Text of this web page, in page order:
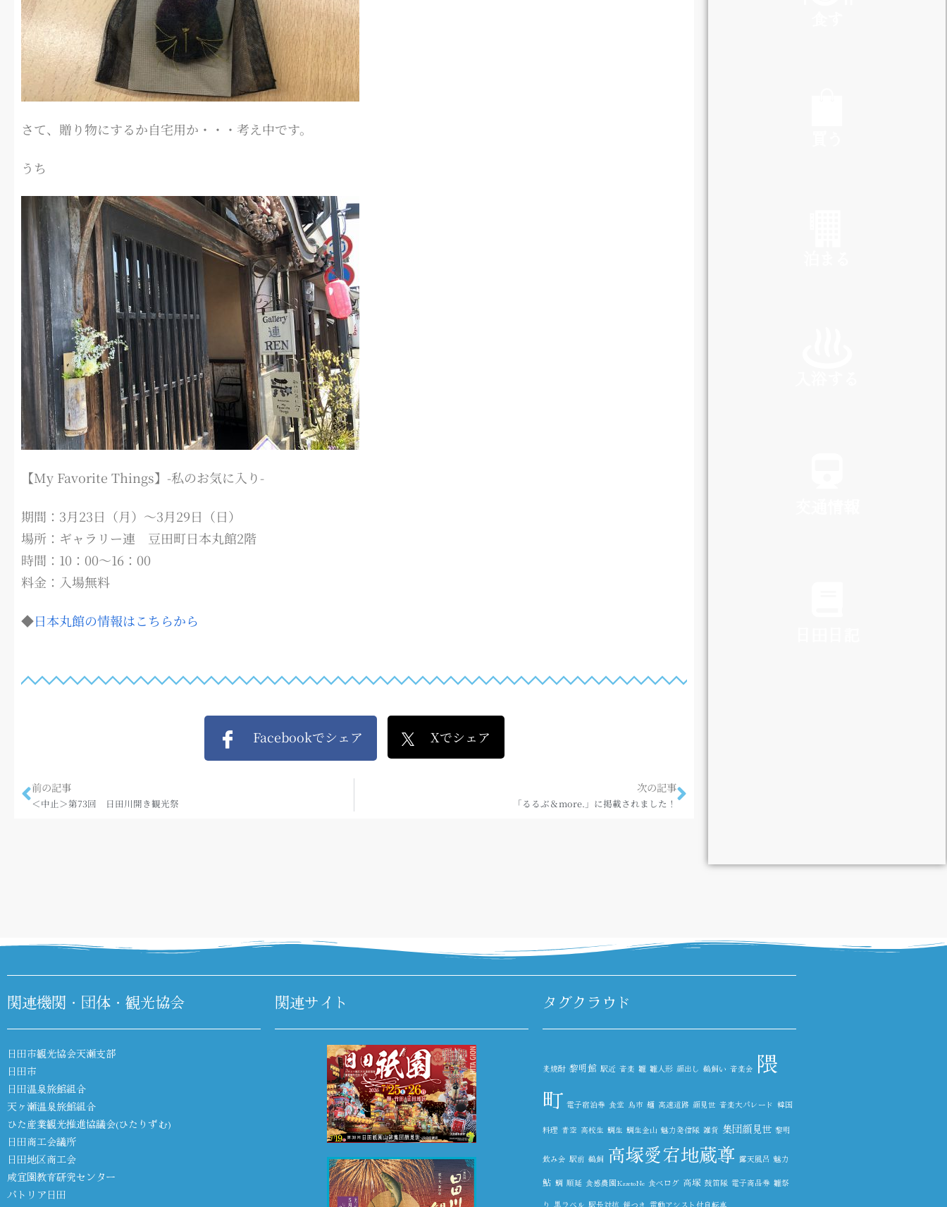
さて、贈り物にするか自宅用か・・・考え中です。
うち
【My Favorite Things】-私のお気に入り-
期間：3月23日（月）～3月29日（日）
場所：ギャラリー連 豆田町日本丸館2階
時間：10：00～16：00
料金：入場無料
◆日本丸館の情報はこちらから
Facebookでシェア Xでシェア
前の記事
＜中止＞第73回 日田川開き観光祭
次の記事
「るるぶ＆more.」に掲載されました！
関連機関・団体・観光協会
日田市観光協会天瀬支部
日田市
日田温泉旅館組合
天ヶ瀬温泉旅館組合
ひた産業観光推進協議会(ひたりずむ)
日田商工会議所
日田地区商工会
咸宜園教育研究センター
パトリア日田
関連サイト タグクラウド
麦焼酎 黎明館 駅近 音楽 雛 雛人形 顔出し 鵜飼い 音楽会 隈
町 電子宿泊券 食堂 鳥市 麺 高速道路 顔見世 音楽大パレード 韓国
料理 青空 高校生 鯛生 鯛生金山 魅力発信隊 雑貨 集団顔見世 黎明
飲み会 駅前 鵜飼 高塚愛宕地蔵尊 露天風呂 魅力
鮎 鯛 順延 食感農園KazetoNe 食べログ 高塚 鼓笛隊 電子商品券 雛祭
り 黒ラベル 駅長対抗 餅つき 電動アシスト付自転車